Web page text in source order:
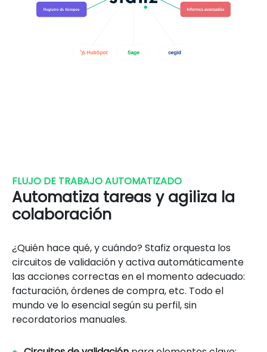
FLUJO DE TRABAJO AUTOMATIZADO
Automatiza tareas y agiliza la
colaboración
¿Quién hace qué, y cuándo? Stafiz orquesta los
circuitos de validación y activa automáticamente
las acciones correctas en el momento adecuado:
facturación, órdenes de compra, etc. Todo el
mundo ve lo esencial según su perfil, sin
recordatorios manuales.